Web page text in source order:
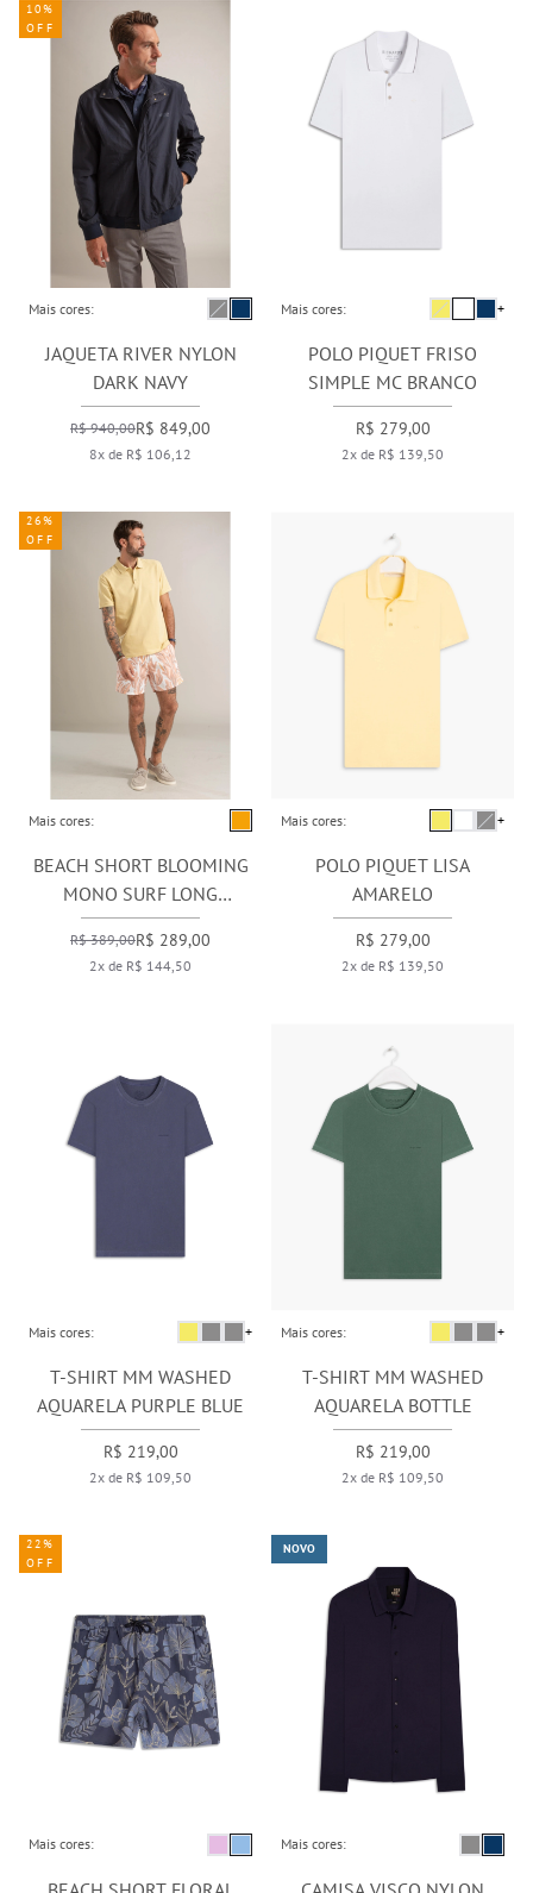
Mais cores:
JAQUETA RIVER NYLON
DARK NAVY
R$ 940,00R$ 849,00
8x de R$ 106,12
10%
OFF
Mais cores: +
POLO PIQUET FRISO
SIMPLE MC BRANCO
R$ 279,00
2x de R$ 139,50
Mais cores:
BEACH SHORT BLOOMING
MONO SURF LONG
LARANJA
R$ 389,00R$ 289,00
2x de R$ 144,50
26%
OFF
Mais cores: +
POLO PIQUET LISA
AMARELO
R$ 279,00
2x de R$ 139,50
Mais cores: +
T-SHIRT MM WASHED
AQUARELA PURPLE BLUE
R$ 219,00
2x de R$ 109,50
Mais cores: +
T-SHIRT MM WASHED
AQUARELA BOTTLE
R$ 219,00
2x de R$ 109,50
Mais cores:
22%
OFF
Mais cores:
NOVO